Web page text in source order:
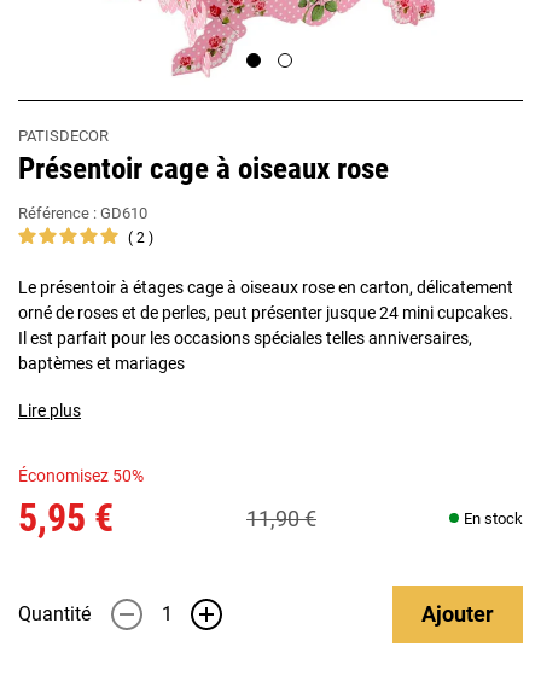
PATISDECOR
Présentoir cage à oiseaux rose
Référence : GD610
2
Le présentoir à étages cage à oiseaux rose en carton, délicatement
orné de roses et de perles, peut présenter jusque 24 mini ​cupcakes.
Il est parfait pour les occasions spéciales telles anniversaires,
baptèmes et mariages
Lire plus
Économisez 50%
5,95 € 11,90 € En stock
Quantité - + Ajouter